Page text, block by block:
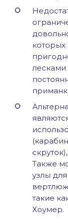
которых
Также
узлы
такие
Хоумер.